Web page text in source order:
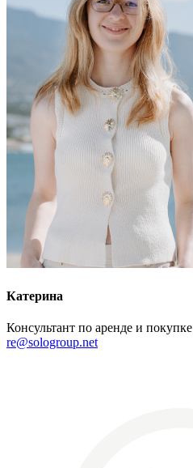
Катерина
Консультант по аренде и
re@sologroup.net